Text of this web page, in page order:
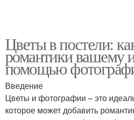
Цветы в постели:
романтики вашему
помощью
Введение
Цветы и фотографии – это
которое может добавить